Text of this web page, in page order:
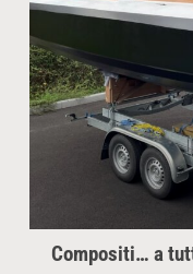
Compositi… a